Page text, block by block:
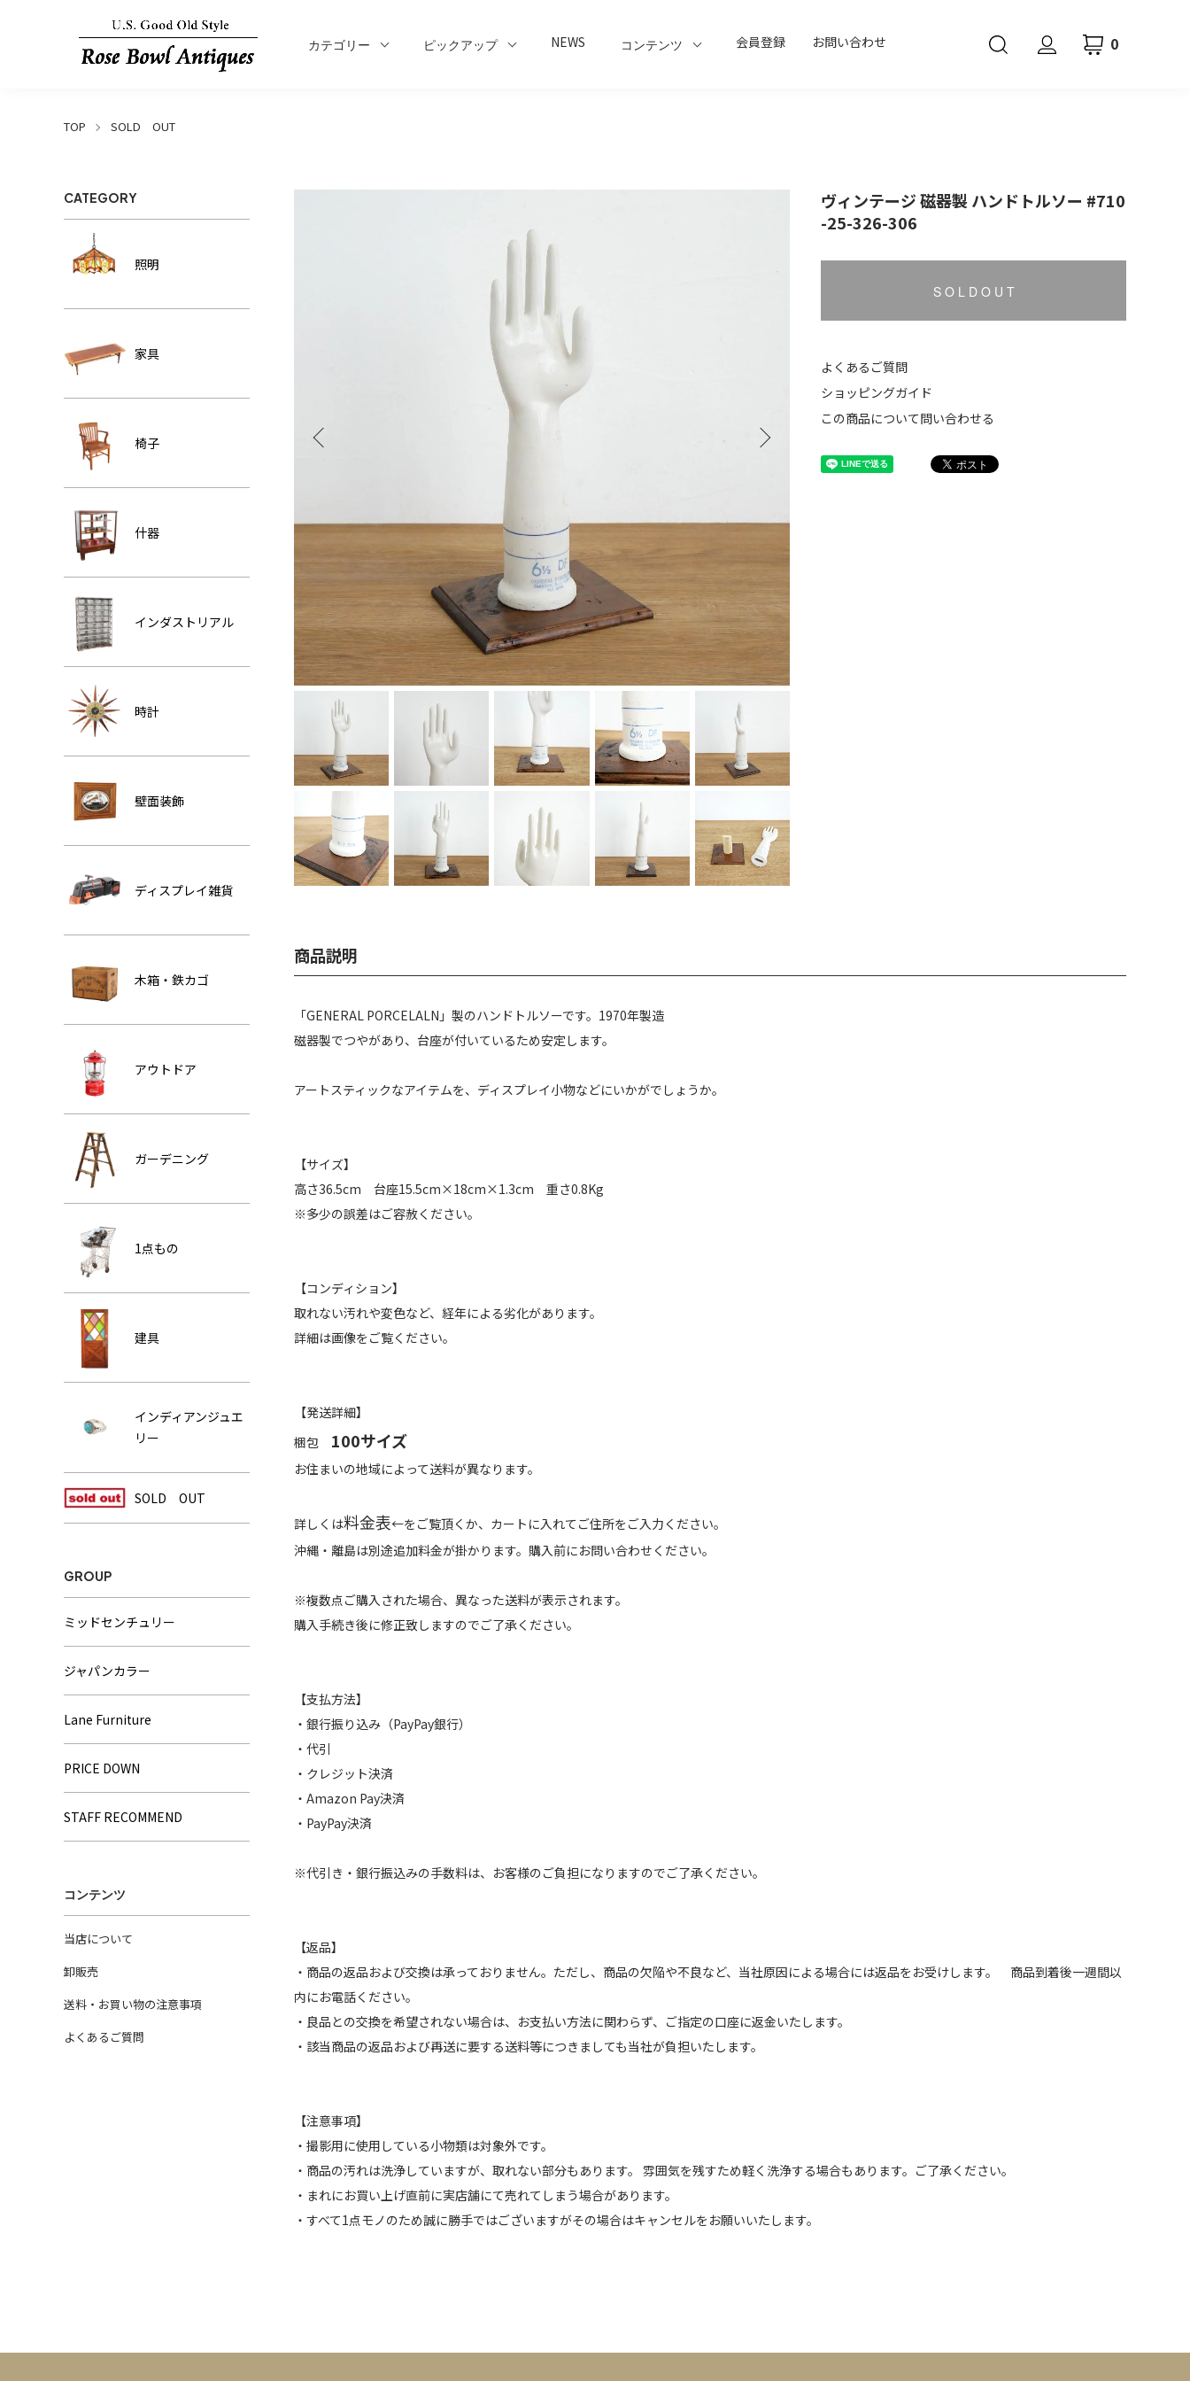
カテゴリー ピックアップ NEWS コンテンツ 会員登録 お問い合わせ 0
TOP SOLD OUT
ヴィンテージ 磁器製 ハンドトルソー #710
-25-326-306
S O L D O U T
よくあるご質問
ショッピングガイド
この商品について問い合わせる
商品説明
「GENERAL PORCELALN」製のハンドトルソーです。1970年製造
磁器製でつやがあり、台座が付いているため安定します。
アートスティックなアイテムを、ディスプレイ小物などにいかがでしょうか。
【サイズ】
高さ36.5cm 台座15.5cm×18cm×1.3cm 重さ0.8Kg
※多少の誤差はご容赦ください。
【コンディション】
取れない汚れや変色など、経年による劣化があります。
詳細は画像をご覧ください。
【発送詳細】
梱包 100サイズ
お住まいの地域によって送料が異なります。
詳しくは料金表←をご覧頂くか、カートに入れてご住所をご入力ください。
沖縄・離島は別途追加料金が掛かります。購入前にお問い合わせください。
※複数点ご購入された場合、異なった送料が表示されます。
購入手続き後に修正致しますのでご了承ください。
【支払方法】
・銀行振り込み（PayPay銀行）
・代引
・クレジット決済
・Amazon Pay決済
・PayPay決済
※代引き・銀行振込みの手数料は、お客様のご負担になりますのでご了承ください。
【返品】
・商品の返品および交換は承っておりません。ただし、商品の欠陥や不良など、当社原因による場合には返品をお受けします。 商品到着後一週間以
内にお電話ください。
・良品との交換を希望されない場合は、お支払い方法に関わらず、ご指定の口座に返金いたします。
・該当商品の返品および再送に要する送料等につきましても当社が負担いたします。
【注意事項】
・撮影用に使用している小物類は対象外です。
・商品の汚れは洗浄していますが、取れない部分もあります。 雰囲気を残すため軽く洗浄する場合もあります。ご了承ください。
・まれにお買い上げ直前に実店舗にて売れてしまう場合があります。
・すべて1点モノのため誠に勝手ではございますがその場合はキャンセルをお願いいたします。
CATEGORY
照明
家具
椅子
什器
インダストリアル
時計
壁面装飾
ディスプレイ雑貨
木箱・鉄カゴ
アウトドア
ガーデニング
1点もの
建具
インディアンジュエ
リー
SOLD OUT
GROUP
ミッドセンチュリー
ジャパンカラー
Lane Furniture
PRICE DOWN
STAFF RECOMMEND
コンテンツ
当店について
卸販売
送料・お買い物の注意事項
よくあるご質問